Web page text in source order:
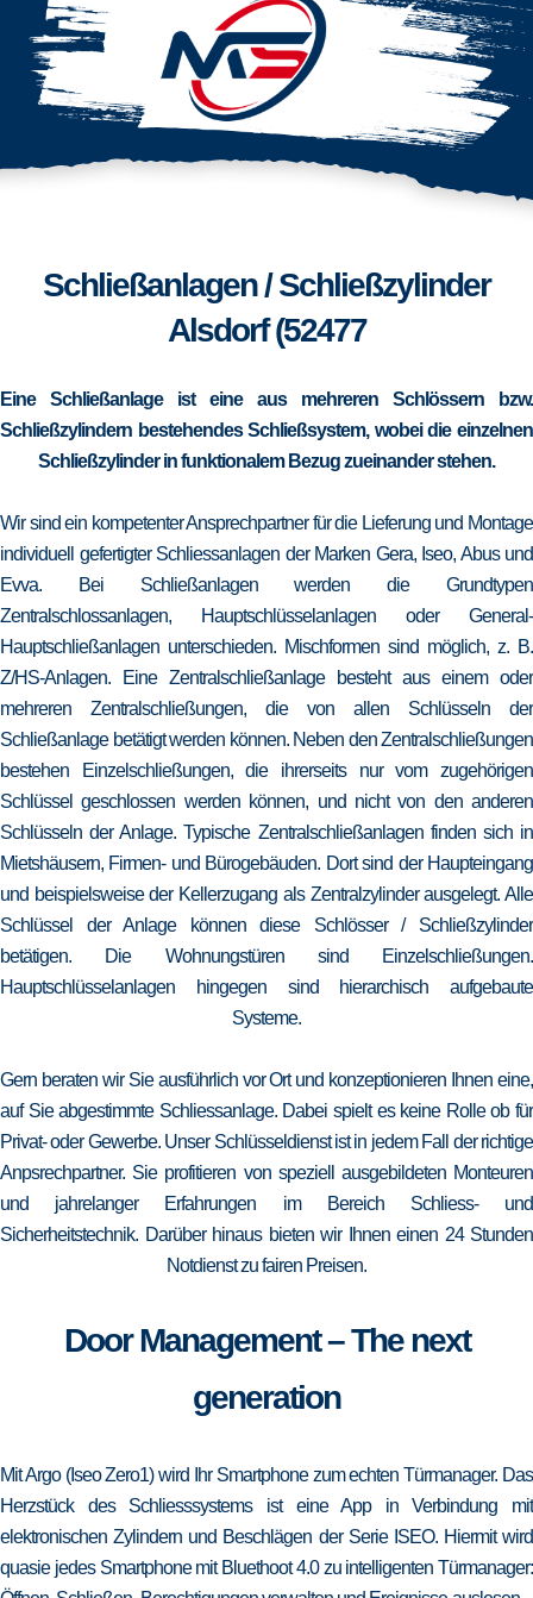
Schließanlagen / Schließzylinder
Alsdorf (52477
Eine Schließanlage ist eine aus mehreren Schlössern bzw.
Schließzylindern bestehendes Schließsystem, wobei die einzelnen
Schließzylinder in funktionalem Bezug zueinander stehen.
Wir sind ein kompetenter Ansprechpartner für die Lieferung und Montage
individuell gefertigter Schliessanlagen der Marken Gera, Iseo, Abus und
Evva. Bei Schließanlagen werden die Grundtypen
Zentralschlossanlagen, Hauptschlüsselanlagen oder General-
Hauptschließanlagen unterschieden. Mischformen sind möglich, z. B.
Z/HS-Anlagen. Eine Zentralschließanlage besteht aus einem oder
mehreren Zentralschließungen, die von allen Schlüsseln der
Schließanlage betätigt werden können. Neben den Zentralschließungen
bestehen Einzelschließungen, die ihrerseits nur vom zugehörigen
Schlüssel geschlossen werden können, und nicht von den anderen
Schlüsseln der Anlage. Typische Zentralschließanlagen finden sich in
Mietshäusern, Firmen- und Bürogebäuden. Dort sind der Haupteingang
und beispielsweise der Kellerzugang als Zentralzylinder ausgelegt. Alle
Schlüssel der Anlage können diese Schlösser / Schließzylinder
betätigen. Die Wohnungstüren sind Einzelschließungen.
Hauptschlüsselanlagen hingegen sind hierarchisch aufgebaute
Systeme.
Gern beraten wir Sie ausführlich vor Ort und konzeptionieren Ihnen eine,
auf Sie abgestimmte Schliessanlage. Dabei spielt es keine Rolle ob für
Privat- oder Gewerbe. Unser Schlüsseldienst ist in jedem Fall der richtige
Anpsrechpartner. Sie profitieren von speziell ausgebildeten Monteuren
und jahrelanger Erfahrungen im Bereich Schliess- und
Sicherheitstechnik. Darüber hinaus bieten wir Ihnen einen 24 Stunden
Notdienst zu fairen Preisen.
Door Management – The next
generation
Mit Argo (Iseo Zero1) wird Ihr Smartphone zum echten Türmanager. Das
Herzstück des Schliesssystems ist eine App in Verbindung mit
elektronischen Zylindern und Beschlägen der Serie ISEO. Hiermit wird
quasie jedes Smartphone mit Bluethoot 4.0 zu intelligenten Türmanager: